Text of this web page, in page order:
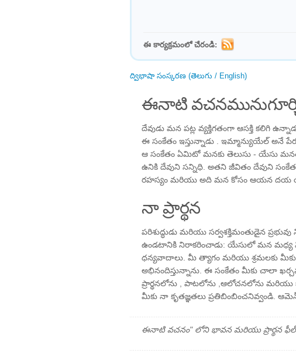
ఈ కార్యక్రమంలో చేరండి:
ద్విభాషా సంస్కరణ (తెలుగు / English)
ఈనాటి
దేవుడు మన పట్ల వ్యక్తిగతంగా ఆసక్తి కలిగి
ఈ సంకేతం ఇస్తున్నాడు . ఇమ్మాన్యుయేల్ అనే
ఆ సంకేతం ఏమిటో మనకు తెలుసు - యేసు
ఉనికి దేవుని సన్నిధి. అతని జీవితం దేవుని
రహస్యం మరియు అది మన కోసం ఆయన దయ
నా ప్రార్థన
పరిశుద్ధుడు మరియు సర్వశక్తిమంతుడైన
ఉండటానికి నిరాకరించాడు: యేసులో మన మధ్య
ధన్యవాదాలు. మీ త్యాగం మరియు శ్రమలకు
అభినందిస్తున్నాను. ఈ సంకేతం మీకు చాలా
ప్రార్థనలోను , పాటలోను ,ఆలోచనలోను
మీకు నా కృతజ్ఞతలు ప్రతిబింబించనివ్వండి.
ఈనాటి వచనం" లోని భావన మరియు ప్రార్థన